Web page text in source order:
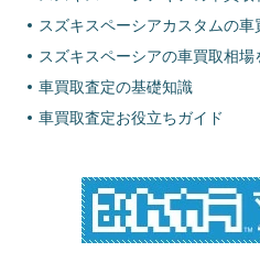
スズキスペーシアカスタムの車
スズキスペーシアの車買取相場
車買取査定の基礎知識
車買取査定お役立ちガイド